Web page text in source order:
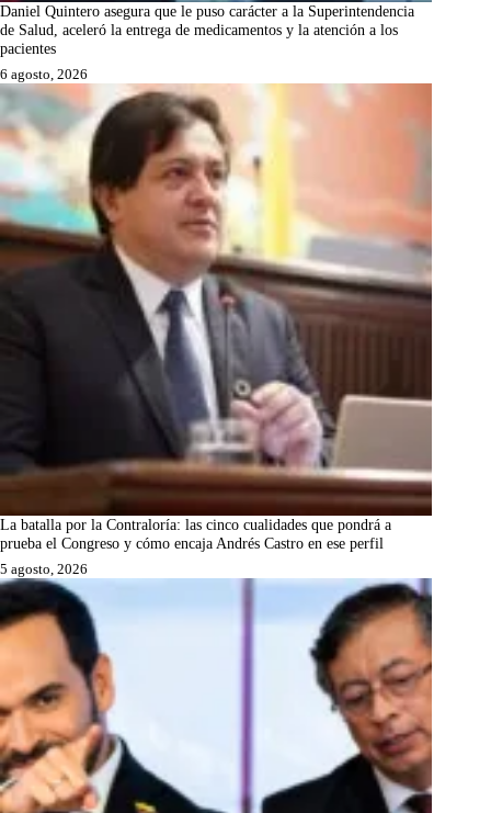
Daniel Quintero asegura que le puso carácter a la Superintendencia
de Salud, aceleró la entrega de medicamentos y la atención a los
pacientes
6 agosto, 2026
La batalla por la Contraloría: las cinco cualidades que pondrá a
prueba el Congreso y cómo encaja Andrés Castro en ese perfil
5 agosto, 2026